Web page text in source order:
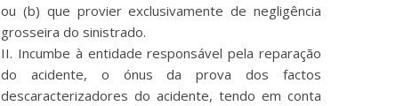
ou (b) que provier exclusivamente de negligência
grosseira do sinistrado.
II. Incumbe à entidade responsável pela reparação
do acidente, o ónus da prova dos factos
descaracterizadores do acidente, tendo em conta